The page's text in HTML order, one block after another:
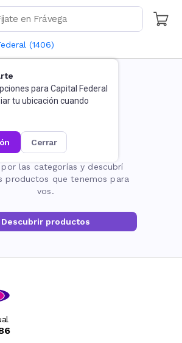
(1406)
para Capital Federal
tu ubicación cuando
cerrar
página no existe
por las categorías y descubrí
productos que tenemos para
vos.
Descubrir productos